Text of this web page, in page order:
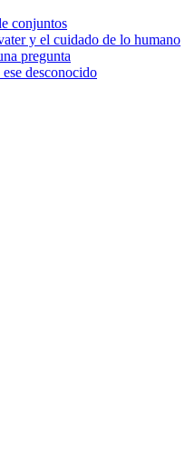
conjuntos
y el cuidado de lo humano
pregunta
desconocido